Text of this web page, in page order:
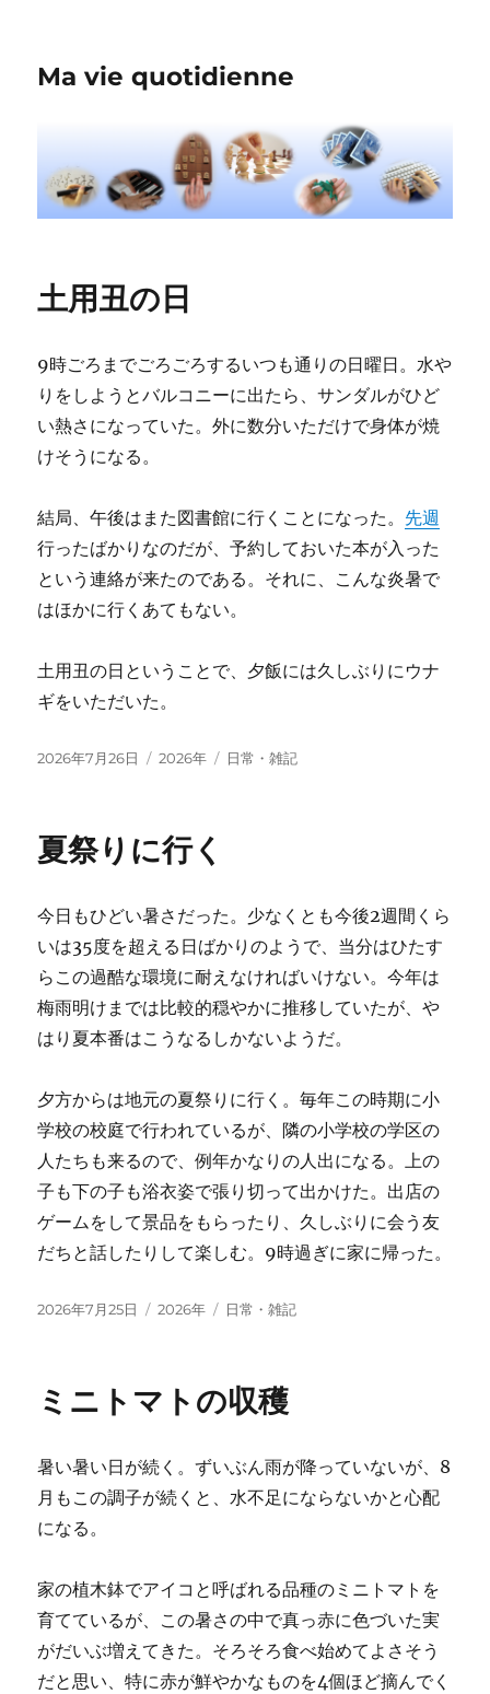
Ma vie quotidienne
土用丑の日
9時ごろまでごろごろするいつも通りの日曜日。水や
りをしようとバルコニーに出たら、サンダルがひど
い熱さになっていた。外に数分いただけで身体が焼
けそうになる。
結局、午後はまた図書館に行くことになった。 先週
行ったばかりなのだが、予約しておいた本が入った
という連絡が来たのである。それに、こんな炎暑で
はほかに行くあてもない。
土用丑の日ということで、夕飯には久しぶりにウナ
ギをいただいた。
投
2026年7月26日
カ
ー
2026年
タ
日常・雑記
夏祭りに行く
今日もひどい暑さだった。少なくとも今後2週間くら
いは35度を超える日ばかりのようで、当分はひたす
らこの過酷な環境に耐えなければいけない。今年は
梅雨明けまでは比較的穏やかに推移していたが、や
はり夏本番はこうなるしかないようだ。
夕方からは地元の夏祭りに行く。毎年この時期に小
学校の校庭で行われているが、隣の小学校の学区の
人たちも来るので、例年かなりの人出になる。上の
子も下の子も浴衣姿で張り切って出かけた。出店の
ゲームをして景品をもらったり、久しぶりに会う友
だちと話したりして楽しむ。9時過ぎに家に帰った。
投
2026年7月25日
カ
ー
2026年
タ
日常・雑記
ミニトマトの収穫
暑い暑い日が続く。ずいぶん雨が降っていないが、8
月もこの調子が続くと、水不足にならないかと心配
になる。
家の植木鉢でアイコと呼ばれる品種のミニトマトを
育てているが、この暑さの中で真っ赤に色づいた実
がだいぶ増えてきた。そろそろ食べ始めてよさそう
だと思い、特に赤が鮮やかなものを4個ほど摘んでく